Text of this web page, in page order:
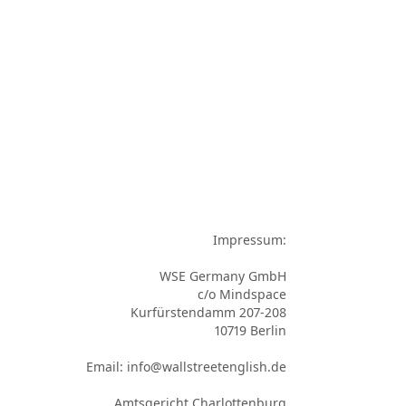
Impressum:
WSE Germany GmbH
c/o Mindspace
Kurfürstendamm 207-208
10719 Berlin
Email: info@wallstreetenglish.de